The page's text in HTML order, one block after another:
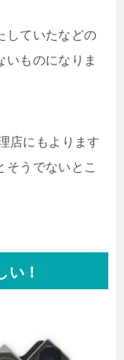
していたなどの
いものになりま
店にもよります
そうでないとこ
い！